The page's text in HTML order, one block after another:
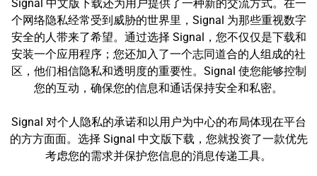
Signal 中文版下载还为用户提供了一种新的交流方式。在一
个网络隐私经常受到威胁的世界里，Signal 为那些重视数字
安全的人带来了希望。通过选择 Signal，您不仅仅是下载和
安装一个应用程序；您还加入了一个志同道合的人组成的社
区，他们相信隐私和透明度的重要性。Signal 使您能够控制
您的互动，确保您的信息和通话保持安全和私密。
Signal 对个人隐私的承诺和以用户为中心的布局体现在平台
的方方面面。选择 Signal 中文版下载，您就投资了一款优先
考虑您的需求并保护您信息的消息传递工具。